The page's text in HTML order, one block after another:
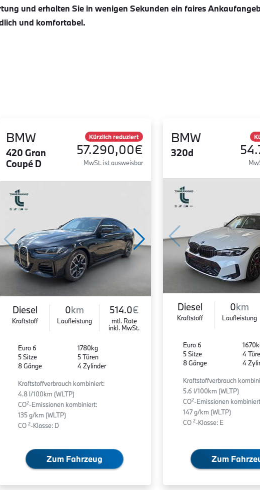
und erhalten Sie in wenigen Sekunden ein faires
und komfortabel.
BMW
420 Gran
Coupé D
Kürzlich reduziert
57.290,00€
MwSt. ist ausweisbar
Diesel
Kraftstoff
0km
Laufleistung
514.0€
mtl. Rate
inkl. MwSt.
Euro 6
5 Sitze
8 Gänge
1780kg
5 Türen
4 Zylinder
Kraftstoffverbrauch kombiniert:
4.8 l/100km (WLTP)
CO2-Emissionen kombiniert:
135 g/km (WLTP)
CO 2-Klasse: D
Zum Fahrzeug
BMW
320d
Diesel
Kraftstoff
0km
Laufleistung
Euro 6
5 Sitze
8 Gänge
4
4
Kraftstoffverbrauch
5.6 l/100km (WLTP)
CO2-Emissionen
147 g/km (WLTP)
CO 2-Klasse: E
Zum